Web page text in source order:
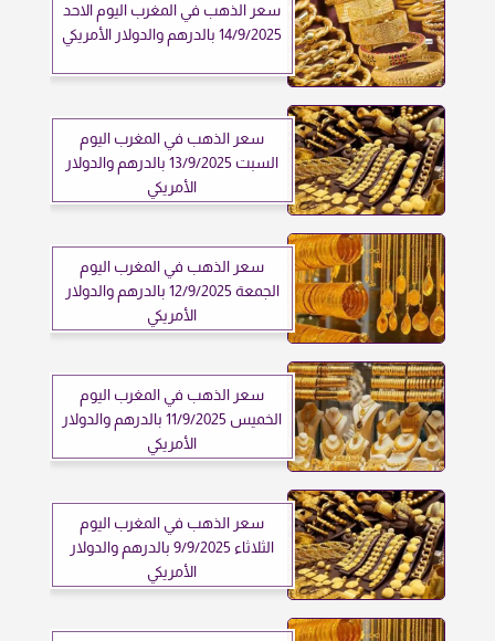
سعر الذهب في المغرب اليوم الاحد
14/9/2025 بالدرهم والدولار الأمريكي
سعر الذهب في المغرب اليوم
السبت 13/9/2025 بالدرهم والدولار
الأمريكي
سعر الذهب في المغرب اليوم
الجمعة 12/9/2025 بالدرهم والدولار
الأمريكي
سعر الذهب في المغرب اليوم
الخميس 11/9/2025 بالدرهم والدولار
الأمريكي
سعر الذهب في المغرب اليوم
الثلاثاء 9/9/2025 بالدرهم والدولار
الأمريكي